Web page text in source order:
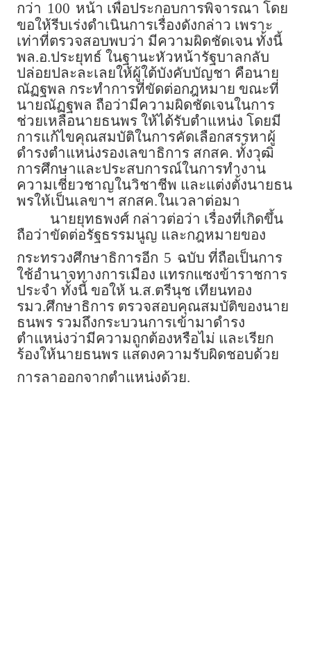
กว่า 100 หน้า เพื่อประกอบการพิจารณา โดย
ขอให้รีบเร่งดำเนินการเรื่องดังกล่าว เพราะ
เท่าที่ตรวจสอบพบว่า มีความผิดชัดเจน ทั้งนี้
พล.อ.ประยุทธ์ ในฐานะหัวหน้ารัฐบาลกลับ
ปล่อยปละละเลยให้ผู้ใต้บังคับบัญชา คือนาย
ณัฏฐพล กระทำการที่ขัดต่อกฎหมาย ขณะที่
นายณัฏฐพล ถือว่ามีความผิดชัดเจนในการ
ช่วยเหลือนายธนพร ให้ได้รับตำแหน่ง โดยมี
การแก้ไขคุณสมบัติในการคัดเลือกสรรหาผู้
ดำรงตำแหน่งรองเลขาธิการ สกสค. ทั้งวุฒิ
การศึกษาและประสบการณ์ในการทำงาน
ความเชี่ยวชาญในวิชาชีพ และแต่งตั้งนายธน
พรให้เป็นเลขาฯ สกสค.ในเวลาต่อมา
นายยุทธพงศ์ กล่าวต่อว่า เรื่องที่เกิดขึ้น
ถือว่าขัดต่อรัฐธรรมนูญ และกฎหมายของ
กระทรวงศึกษาธิการอีก 5 ฉบับ ที่ถือเป็นการ
ใช้อำนาจทางการเมือง แทรกแซงข้าราชการ
ประจำ ทั้งนี้ ขอให้ น.ส.ตรีนุช เทียนทอง
รมว.ศึกษาธิการ ตรวจสอบคุณสมบัติของนาย
ธนพร รวมถึงกระบวนการเข้ามาดำรง
ตำแหน่งว่ามีความถูกต้องหรือไม่ และเรียก
ร้องให้นายธนพร แสดงความรับผิดชอบด้วย
การลาออกจากตำแหน่งด้วย.